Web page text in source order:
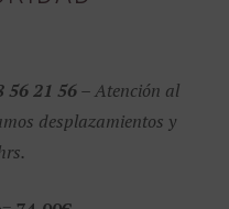
56 21 56 –Atención al
desplazamientos y